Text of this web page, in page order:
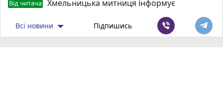
Від читача Хмельницька митниця інформує
Всі новини Підпишись